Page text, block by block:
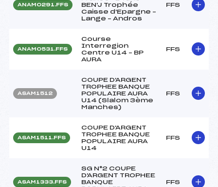
ANAM0291.FFS
BEN'J Trophée
Caisse d'Epargne –
Lange – Andros
FFS
ANAM0531.FFS
Course
Interregion
Centre U14 – BP
AURA
FFS
ASAM1512
COUPE D'ARGENT
TROPHEE BANQUE
POPULAIRE AURA
U14 (Slalom 3ème
Manches)
FFS
ASAM1511.FFS
COUPE D'ARGENT
TROPHEE BANQUE
POPULAIRE AURA
U14
FFS
ASAM1333.FFS
SG N°2 COUPE
D'ARGENT TROPHEE
BANQUE
FFS